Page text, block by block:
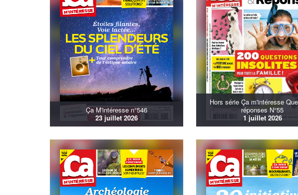
Ça M'intéresse n°546
23 juillet 2026
Hors série Ça m'intéresse
réponses N°55
1 juillet 2026